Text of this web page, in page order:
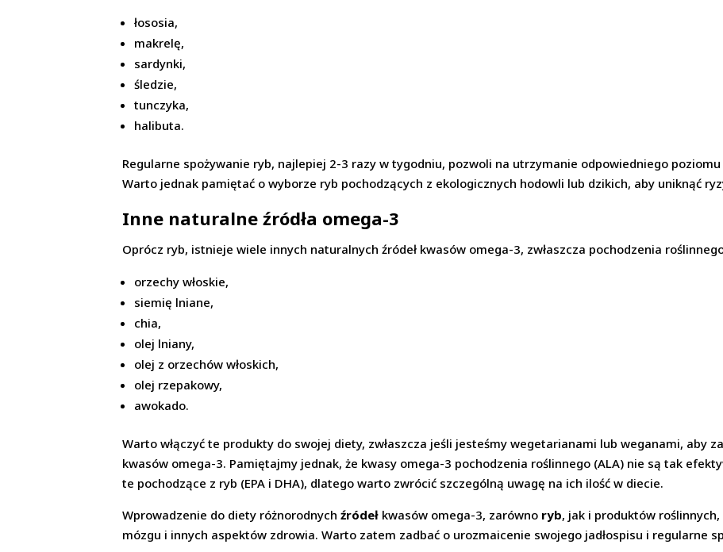
łososia,
makrelę,
sardynki,
śledzie,
tunczyka,
halibuta.
Regularne spożywanie ryb, najlepiej 2-3 razy w tygodniu, pozwoli na utrzymanie odpowiedniego
Warto jednak pamiętać o wyborze ryb pochodzących z ekologicznych hodowli lub dzikich, aby uniknąć
Inne naturalne źródła omega-3
Oprócz ryb, istnieje wiele innych naturalnych źródeł kwasów omega-3, zwłaszcza pochodzenia
orzechy włoskie,
siemię lniane,
chia,
olej lniany,
olej z orzechów włoskich,
olej rzepakowy,
awokado.
Warto włączyć te produkty do swojej diety, zwłaszcza jeśli jesteśmy wegetarianami lub weganami, aby
kwasów omega-3. Pamiętajmy jednak, że kwasy omega-3 pochodzenia roślinnego (ALA) nie są tak
te pochodzące z ryb (EPA i DHA), dlatego warto zwrócić szczególną uwagę na ich ilość w diecie.
Wprowadzenie do diety różnorodnychźródeł kwasów omega-3, zarówno ryb, jak i produktów
mózgu i innych aspektów zdrowia. Warto zatem zadbać o urozmaicenie swojego jadłospisu i regularne